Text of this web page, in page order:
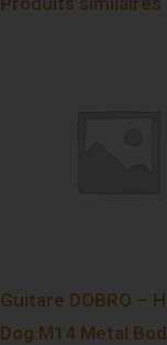
Guitare DOBRO –
Dog M14 Metal